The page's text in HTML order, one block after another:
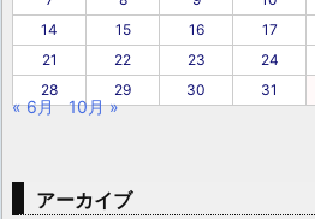
14
15 16 17
21
22 23 24
28
29 30 31
« 6月 10月 »
アーカイブ